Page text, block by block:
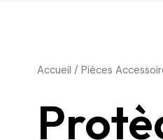
Accueil / Pièces